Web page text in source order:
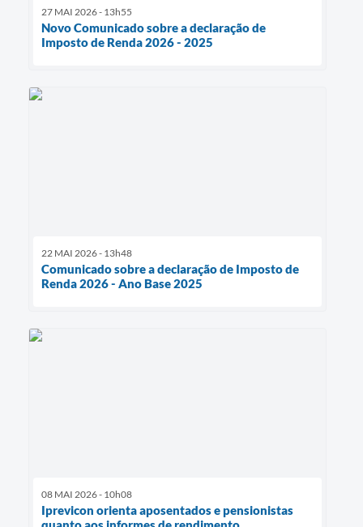
27 MAI 2026 - 13h55
Novo Comunicado sobre a declaração de
Imposto de Renda 2026 - 2025
22 MAI 2026 - 13h48
Comunicado sobre a declaração de Imposto de
Renda 2026 - Ano Base 2025
08 MAI 2026 - 10h08
Iprevicon orienta aposentados e pensionistas